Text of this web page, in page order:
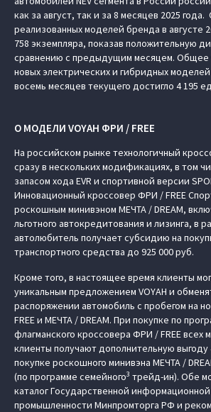
как за август, так и за 8 месяцев 2025
реализованных моделей бренда в августе
758 экземпляра, показав положительную
сравнению с предыдущим месяцем. Общее
новых электрических и гибридных моделей
восемь месяцев текущего достигло 4 195
О МОДЕЛИ VOYAH ФРИ / FREE
На российском рынке технологичный
сразу в нескольких модификациях, в том
запасом хода EVR и спортивной версии
Инновационный кроссовер ФРИ / FREE
роскошным минивэном МЕЧТА / DREAM,
льготного автокредитования и лизинга, в
автолюбитель получает субсидию на
транспортного средства до 925 000 руб.
Кроме того, в настоящее время клиенты
уникальным предложением VOYAH и
распоряжении автомобиль с пробегом на
FREE и МЕЧТА / DREAM. При покупке по
флагманского кроссовера ФРИ / FREE
клиенты получают дополнительную выгоду
покупке роскошного минивэна МЕЧТА /
(по программе семейного3 трейд-ин). Обе
каталог Государственной
промышленности Минпромторга РФ и